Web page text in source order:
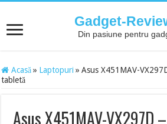
Gadget-
Din pasiune pentru
Acasă » Laptopuri » Asus X451MAV-
tabletă
Asus X451MAV-VX297D